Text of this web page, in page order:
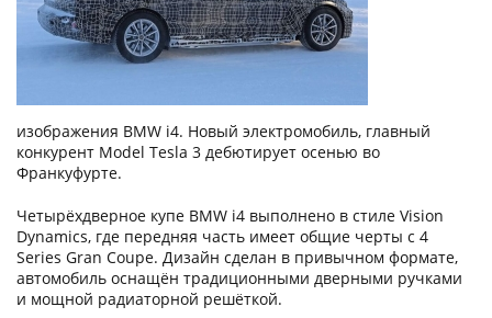
изображения BMW i4. Новый электромобиль, главный
конкурент Model Tesla 3 дебютирует осенью во
Франкуфурте.
Четырёхдверное купе BMW i4 выполнено в стиле Vision
Dynamics, где передняя часть имеет общие черты с 4
Series Gran Coupe. Дизайн сделан в привычном формате,
автомобиль оснащён традиционными дверными ручками
и мощной радиаторной решёткой.